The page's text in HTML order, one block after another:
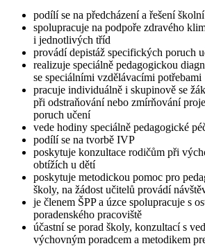
podílí se na předcházení a řešení
spolupracuje na podpoře zdravého
i jednotlivých tříd
provádí depistáž specifických poruch
realizuje speciálně pedagogickou
se speciálními vzdělávacími potřebami
pracuje individuálně i skupinově se
při odstraňování nebo zmírňování
poruch učení
vede hodiny speciálně pedagogické
podílí se na tvorbě IVP
poskytuje konzultace rodičům při
obtížích u dětí
poskytuje metodickou pomoc pro
školy, na žádost učitelů provádí
je členem ŠPP a úzce spolupracuje s
poradenského pracoviště
účastní se porad školy, konzultací s
výchovným poradcem a metodikem